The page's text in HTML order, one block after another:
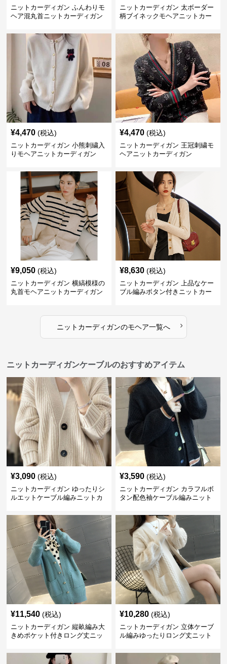
ニットカーディガン ふんわりモ
ヘア混丸首ニットカーディガン
ニットカーディガン 太ボーダー
柄ブイネックモヘアニットカー
¥4,470 (税込)
ニットカーディガン 小熊刺繍入
りモヘアニットカーディガン
¥4,470 (税込)
ニットカーディガン 王冠刺繍モ
ヘアニットカーディガン
¥9,050 (税込)
ニットカーディガン 横縞模様の
丸首モヘアニットカーディガン
¥8,630 (税込)
ニットカーディガン 上品なケー
ブル編みボタン付きニットカー
ニットカーディガンのモヘア一覧へ ›
ニットカーディガンケーブルのおすすめアイテム
¥3,090 (税込)
ニットカーディガン ゆったりシ
ルエットケーブル編みニットカ
¥3,590 (税込)
ニットカーディガン カラフルボ
タン配色袖ケーブル編みニット
¥11,540 (税込)
ニットカーディガン 縦畝編み大
きめポケット付きロング丈ニッ
¥10,280 (税込)
ニットカーディガン 立体ケーブ
ル編みゆったりロング丈ニット